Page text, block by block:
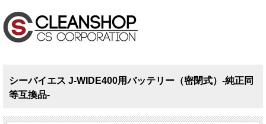
シーバイエス J-WIDE400用バッテリー（密閉式）-純正同
等互換品-